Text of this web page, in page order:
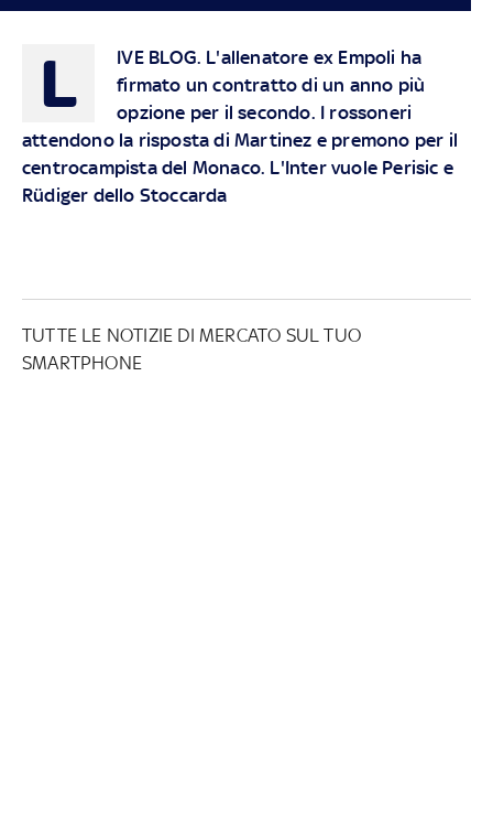
L IVE BLOG. L'allenatore ex Empoli ha
firmato un contratto di un anno più
opzione per il secondo. I rossoneri
attendono la risposta di Martinez e premono per il
centrocampista del Monaco. L'Inter vuole Perisic e
Rüdiger dello Stoccarda
TUTTE LE NOTIZIE DI MERCATO SUL TUO
SMARTPHONE